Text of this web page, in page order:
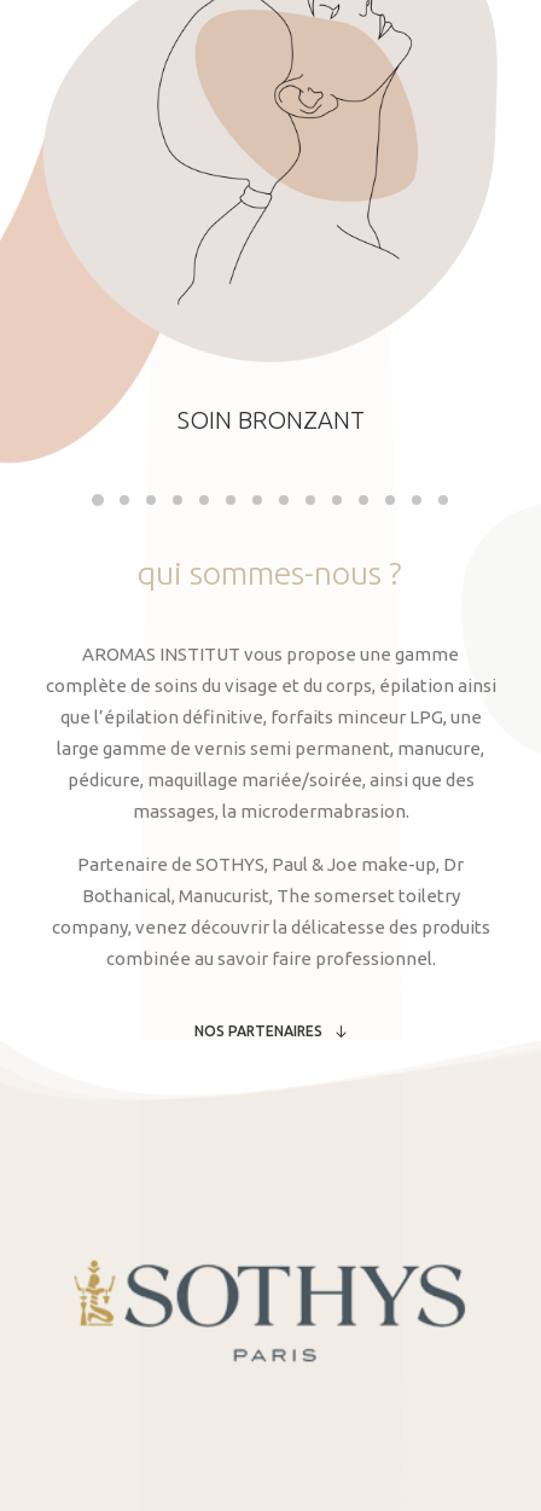
SOIN BRONZANT
qui sommes-nous ?
AROMAS INSTITUT vous propose une gamme
complète de soins du visage et du corps, épilation ainsi
que l’épilation définitive, forfaits minceur LPG, une
large gamme de vernis semi permanent, manucure,
pédicure, maquillage mariée/soirée, ainsi que des
massages, la microdermabrasion.
Partenaire de SOTHYS, Paul & Joe make-up, Dr
Bothanical, Manucurist, The somerset toiletry
company, venez découvrir la délicatesse des produits
combinée au savoir faire professionnel.
NOS PARTENAIRES